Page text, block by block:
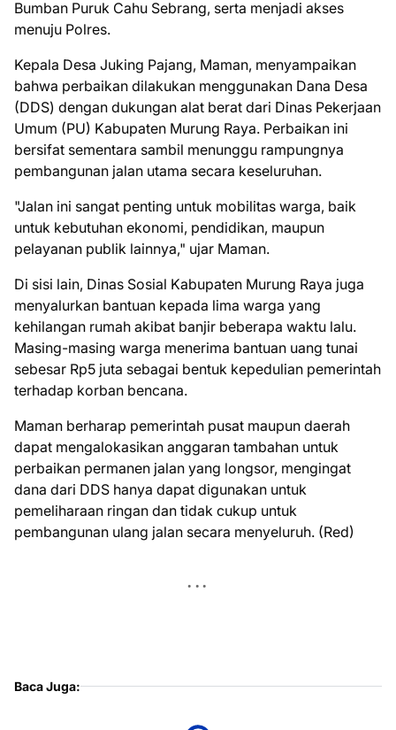
Bumban Puruk Cahu Sebrang, serta menjadi akses
menuju Polres.
Kepala Desa Juking Pajang, Maman, menyampaikan
bahwa perbaikan dilakukan menggunakan Dana Desa
(DDS) dengan dukungan alat berat dari Dinas Pekerjaan
Umum (PU) Kabupaten Murung Raya. Perbaikan ini
bersifat sementara sambil menunggu rampungnya
pembangunan jalan utama secara keseluruhan.
"Jalan ini sangat penting untuk mobilitas warga, baik
untuk kebutuhan ekonomi, pendidikan, maupun
pelayanan publik lainnya," ujar Maman.
Di sisi lain, Dinas Sosial Kabupaten Murung Raya juga
menyalurkan bantuan kepada lima warga yang
kehilangan rumah akibat banjir beberapa waktu lalu.
Masing-masing warga menerima bantuan uang tunai
sebesar Rp5 juta sebagai bentuk kepedulian pemerintah
terhadap korban bencana.
Maman berharap pemerintah pusat maupun daerah
dapat mengalokasikan anggaran tambahan untuk
perbaikan permanen jalan yang longsor, mengingat
dana dari DDS hanya dapat digunakan untuk
pemeliharaan ringan dan tidak cukup untuk
pembangunan ulang jalan secara menyeluruh. (Red)
Baca Juga: